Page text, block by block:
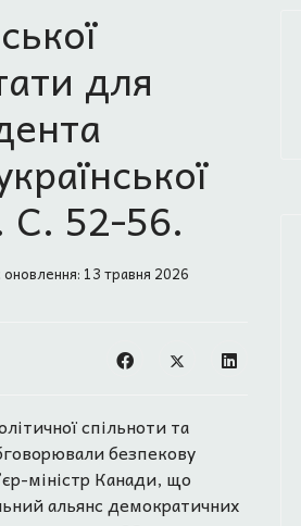
для
С. 52-56.
13 травня 2026
спільноти та
безпекову
міністр Канади, що
альянс демократичних